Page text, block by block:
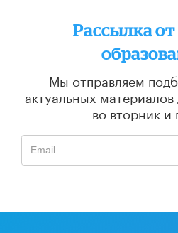
Рассылка
Мы отправляем
актуальных материалов
во вторник и